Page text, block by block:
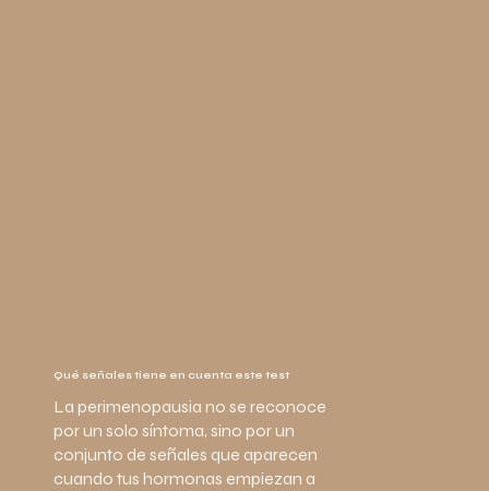
Qué señales tiene en cuenta este test
La perimenopausia no se reconoce
por un solo síntoma, sino por un
conjunto de señales que aparecen
cuando tus hormonas empiezan a